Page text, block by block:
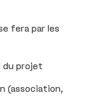
fera par les
du projet
(association,